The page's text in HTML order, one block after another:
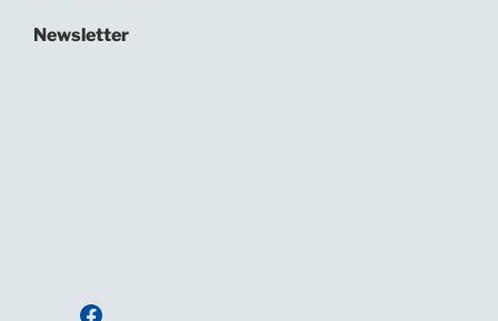
Newsletter
Facebook